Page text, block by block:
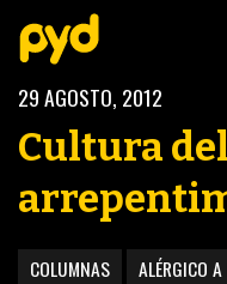
BASKETBALL
29 AGOSTO, 2012
Cultura del
COLUMNAS ALÉRGICO